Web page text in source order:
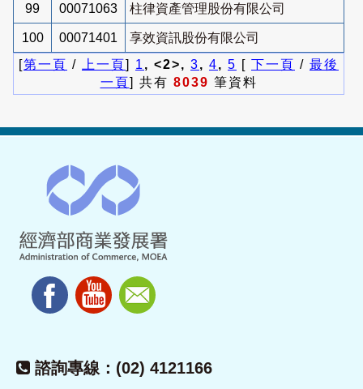
99 00071063 柱律資產管理股份有限公司
100 00071401
享效資訊股份有限公司
[第一頁 / 上一頁] 1 , <2>, 3, 4, 5 [ 下一頁 / 最後
一頁] 共有 8039 筆資料
諮詢專線：(02) 4121166